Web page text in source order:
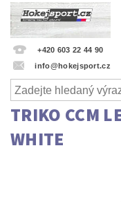
+420 603 22 44 90
info@hokejsport.cz
TRIKO CCM
WHITE